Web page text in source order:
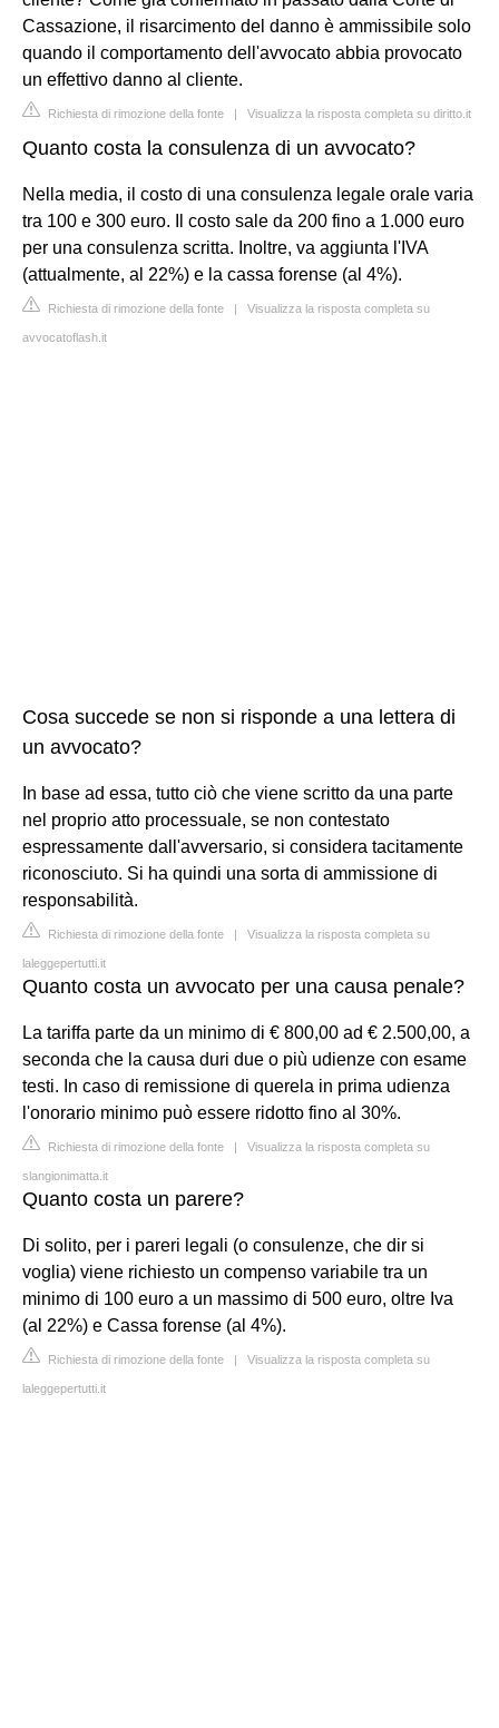
Cassazione, il risarcimento del danno è ammissibile solo
quando il comportamento dell'avvocato abbia provocato
un effettivo danno al cliente.
Richiesta di rimozione della fonte | Visualizza la risposta completa su diritto.it
Quanto costa la consulenza di un avvocato?
Nella media, il costo di una consulenza legale orale varia
tra 100 e 300 euro. Il costo sale da 200 fino a 1.000 euro
per una consulenza scritta. Inoltre, va aggiunta l'IVA
(attualmente, al 22%) e la cassa forense (al 4%).
Richiesta di rimozione della fonte | Visualizza la risposta completa su
avvocatoflash.it
Cosa succede se non si risponde a una lettera di
un avvocato?
In base ad essa, tutto ciò che viene scritto da una parte
nel proprio atto processuale, se non contestato
espressamente dall'avversario, si considera tacitamente
riconosciuto. Si ha quindi una sorta di ammissione di
responsabilità.
Richiesta di rimozione della fonte | Visualizza la risposta completa su
laleggepertutti.it
Quanto costa un avvocato per una causa penale?
La tariffa parte da un minimo di € 800,00 ad € 2.500,00, a
seconda che la causa duri due o più udienze con esame
testi. In caso di remissione di querela in prima udienza
l'onorario minimo può essere ridotto fino al 30%.
Richiesta di rimozione della fonte | Visualizza la risposta completa su
slangionimatta.it
Quanto costa un parere?
Di solito, per i pareri legali (o consulenze, che dir si
voglia) viene richiesto un compenso variabile tra un
minimo di 100 euro a un massimo di 500 euro, oltre Iva
(al 22%) e Cassa forense (al 4%).
Richiesta di rimozione della fonte | Visualizza la risposta completa su
laleggepertutti.it